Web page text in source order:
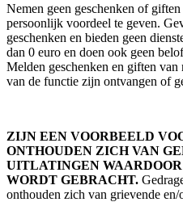
Nemen geen geschenken of
persoonlijk voordeel te geven.
geschenken en bieden geen
dan 0 euro en doen ook geen
Melden geschenken en giften
van de functie zijn ontvangen of
ZIJN EEN VOORBEELD
ONTHOUDEN ZICH VAN
UITLATINGEN
WORDT GEBRACHT.
onthouden zich van grievende